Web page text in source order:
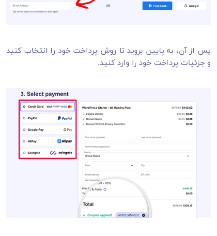
پس از آن، به پایین بروید تا روش پرداخت خود را انتخاب کنید
و جزئیات پرداخت خود را وارد کنید.